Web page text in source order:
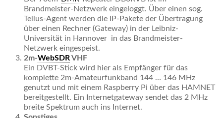
Brandmeister-Netzwerk eingeloggt. Über einen sog.
Tellus-Agent werden die IP-Pakete der Übertragung
über einen Rechner (Gateway) in der Leibniz-
Universität in Hannover in das Brandmeister-
Netzwerk eingespeist.
2m-WebSDRVHF
Ein DVBT-Stick wird hier als Empfänger für das
komplette 2m-Amateurfunkband 144 … 146 MHz
genutzt und mit einem Raspberry Pi über das HAMNET
bereitgestellt. Ein Internetgateway sendet das 2 MHz
breite Spektrum auch ins Internet.